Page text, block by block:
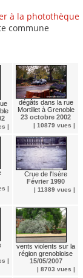
à la photothèque
commune
|
dégâts dans la rue
Mortillet à Grenoble
23 octobre 2002
| 10879 vues |
|
Crue de l'Isère
Février 1990
| 11389 vues |
|
vents violents sur la
région grenobloise
15/05/2007
| 8703 vues |